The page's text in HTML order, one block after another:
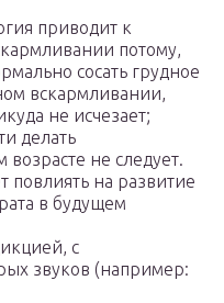
приводит к
потому,
сосать грудное
вскармливании,
не исчезает;
делать
не следует.
повлиять на развитие
в будущем
с
звуков (например: